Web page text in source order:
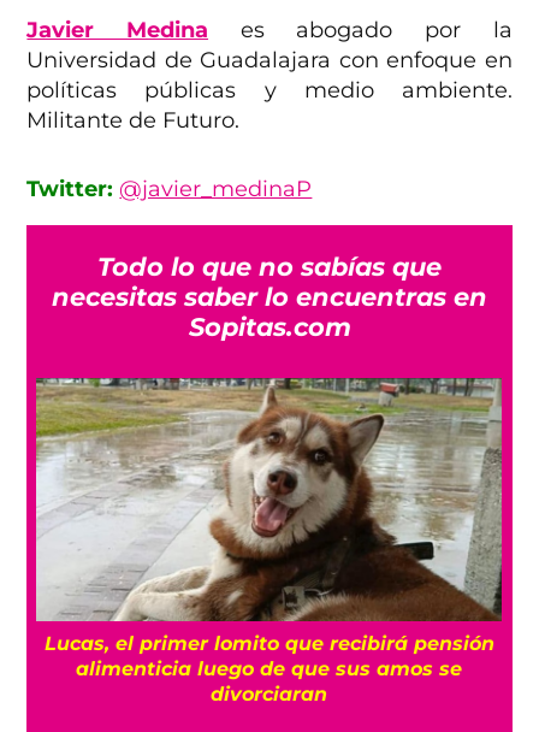
Javier Medina es abogado por la
Universidad de Guadalajara con enfoque en
políticas públicas y medio ambiente.
Militante de Futuro.
Twitter: @javier_medinaP
Todo lo que no sabías que
necesitas saber lo encuentras en
Sopitas.com
Lucas, el primer lomito que recibirá pensión
alimenticia luego de que sus amos se
divorciaran